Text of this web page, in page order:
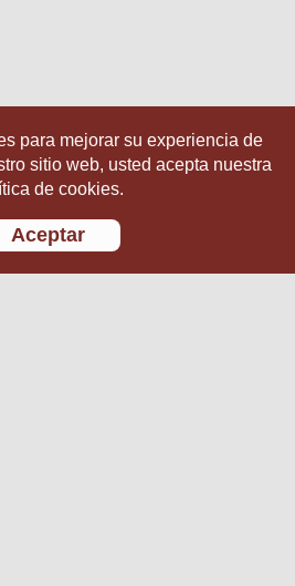
para mejorar su experiencia de
sitio web, usted acepta nuestra
de cookies.
Aceptar